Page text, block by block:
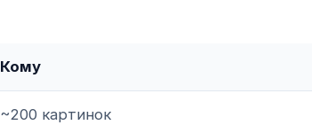
Кому
~200 картинок